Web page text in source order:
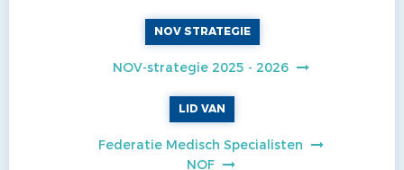
NOV STRATEGIE
NOV-strategie 2025 - 2026
LID VAN
Federatie Medisch Specialisten
NOF